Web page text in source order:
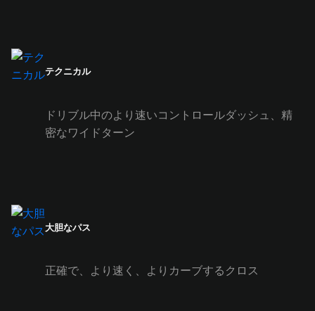
テクニカル
ドリブル中のより速いコントロールダッシュ、精
密なワイドターン
大胆なパス
正確で、より速く、よりカーブするクロス